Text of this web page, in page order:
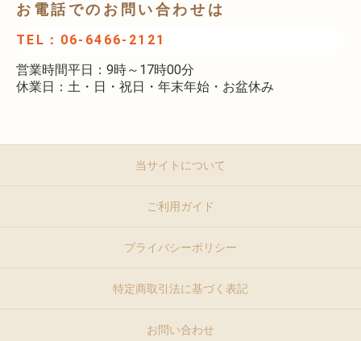
お電話でのお問い合わせは
TEL：06-6466-2121
営業時間平日：9時～17時00分
休業日：土・日・祝日・年末年始・お盆休み
当サイトについて
ご利用ガイド
プライバシーポリシー
特定商取引法に基づく表記
お問い合わせ